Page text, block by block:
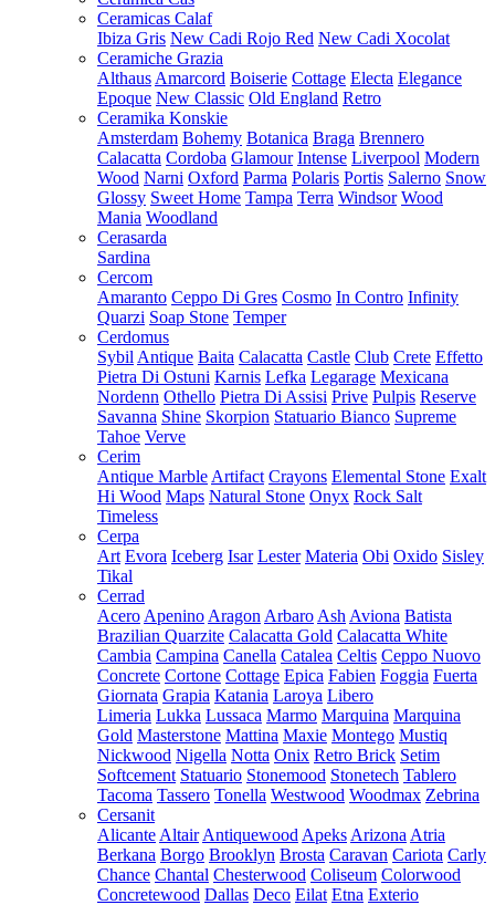
Ceramicas Calaf
Ibiza Gris New Cadi Rojo Red New Cadi Xocolat
Ceramiche Grazia
Althaus Amarcord Boiserie Cottage Electa Elegance
Epoque New Classic Old England Retro
Ceramika Konskie
Amsterdam Bohemy Botanica Braga Brennero
Calacatta Cordoba Glamour Intense Liverpool Modern
Wood Narni Oxford Parma Polaris Portis Salerno Snow
Glossy Sweet Home Tampa Terra Windsor Wood
Mania Woodland
Cerasarda
Sardina
Cercom
Amaranto Ceppo Di Gres Cosmo In Contro Infinity
Quarzi Soap Stone Temper
Cerdomus
Sybil Antique Baita Calacatta Castle Club Crete Effetto
Pietra Di Ostuni Karnis Lefka Legarage Mexicana
Nordenn Othello Pietra Di Assisi Prive Pulpis Reserve
Savanna Shine Skorpion Statuario Bianco Supreme
Tahoe Verve
Cerim
Antique Marble Artifact Crayons Elemental Stone Exalt
Hi Wood Maps Natural Stone Onyx Rock Salt
Timeless
Cerpa
Art Evora Iceberg Isar Lester Materia Obi Oxido Sisley
Tikal
Cerrad
Acero Apenino Aragon Arbaro Ash Aviona Batista
Brazilian Quarzite Calacatta Gold Calacatta White
Cambia Campina Canella Catalea Celtis Ceppo Nuovo
Concrete Cortone Cottage Epica Fabien Foggia Fuerta
Giornata Grapia Katania Laroya Libero
Limeria Lukka Lussaca Marmo Marquina Marquina
Gold Masterstone Mattina Maxie Montego Mustiq
Nickwood Nigella Notta Onix Retro Brick Setim
Softcement Statuario Stonemood Stonetech Tablero
Tacoma Tassero Tonella Westwood Woodmax Zebrina
Cersanit
Alicante Altair Antiquewood Apeks Arizona Atria
Berkana Borgo Brooklyn Brosta Caravan Cariota Carly
Chance Chantal Chesterwood Coliseum Colorwood
Concretewood Dallas Deco Eilat Etna Exterio